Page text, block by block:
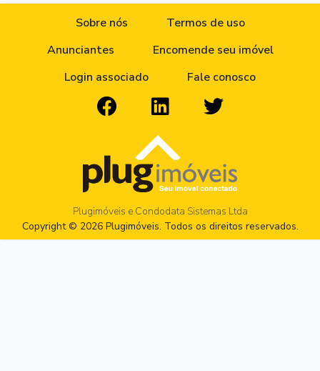
Sobre nós
Termos de uso
Anunciantes
Encomende seu imóvel
Login associado
Fale conosco
Plugimóveis e Condodata Sistemas Ltda
Copyright © 2026 Plugimóveis. Todos os direitos reservados.